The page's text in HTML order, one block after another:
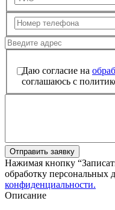
Даю согласие на
соглашаюсь с
Отправить заявку
Нажимая кнопку
обработку персональных
конфиденциальности.
Описание